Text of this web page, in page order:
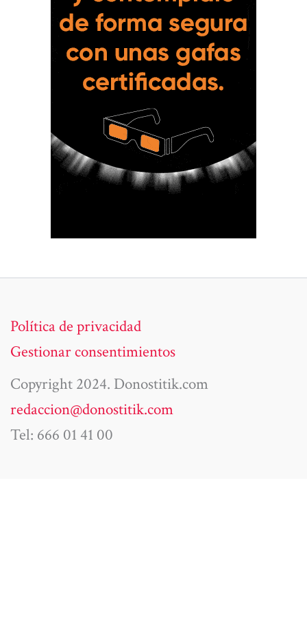
Política de privacidad
Gestionar consentimientos
Copyright 2024. Donostitik.com
redaccion@donostitik.com
Tel: 666 01 41 00